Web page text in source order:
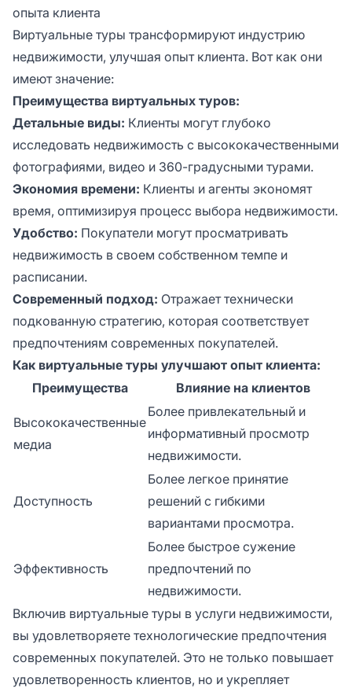
опыта клиента
Виртуальные туры трансформируют индустрию
недвижимости, улучшая опыт клиента. Вот как они
имеют значение:
Преимущества виртуальных туров:
Детальные виды: Клиенты могут глубоко
исследовать недвижимость с высококачественными
фотографиями, видео и 360-градусными турами.
Экономия времени: Клиенты и агенты экономят
время, оптимизируя процесс выбора недвижимости.
Удобство: Покупатели могут просматривать
недвижимость в своем собственном темпе и
расписании.
Современный подход: Отражает технически
подкованную стратегию, которая соответствует
предпочтениям современных покупателей.
Как виртуальные туры улучшают опыт клиента:
Преимущества
Влияние на клиентов
Высококачественные
медиа
Более привлекательный и
информативный просмотр
недвижимости.
Доступность
Более легкое принятие
решений с гибкими
вариантами просмотра.
Эффективность
Более быстрое сужение
предпочтений по
недвижимости.
Включив виртуальные туры в услуги недвижимости,
вы удовлетворяете технологические предпочтения
современных покупателей. Это не только повышает
удовлетворенность клиентов, но и укрепляет